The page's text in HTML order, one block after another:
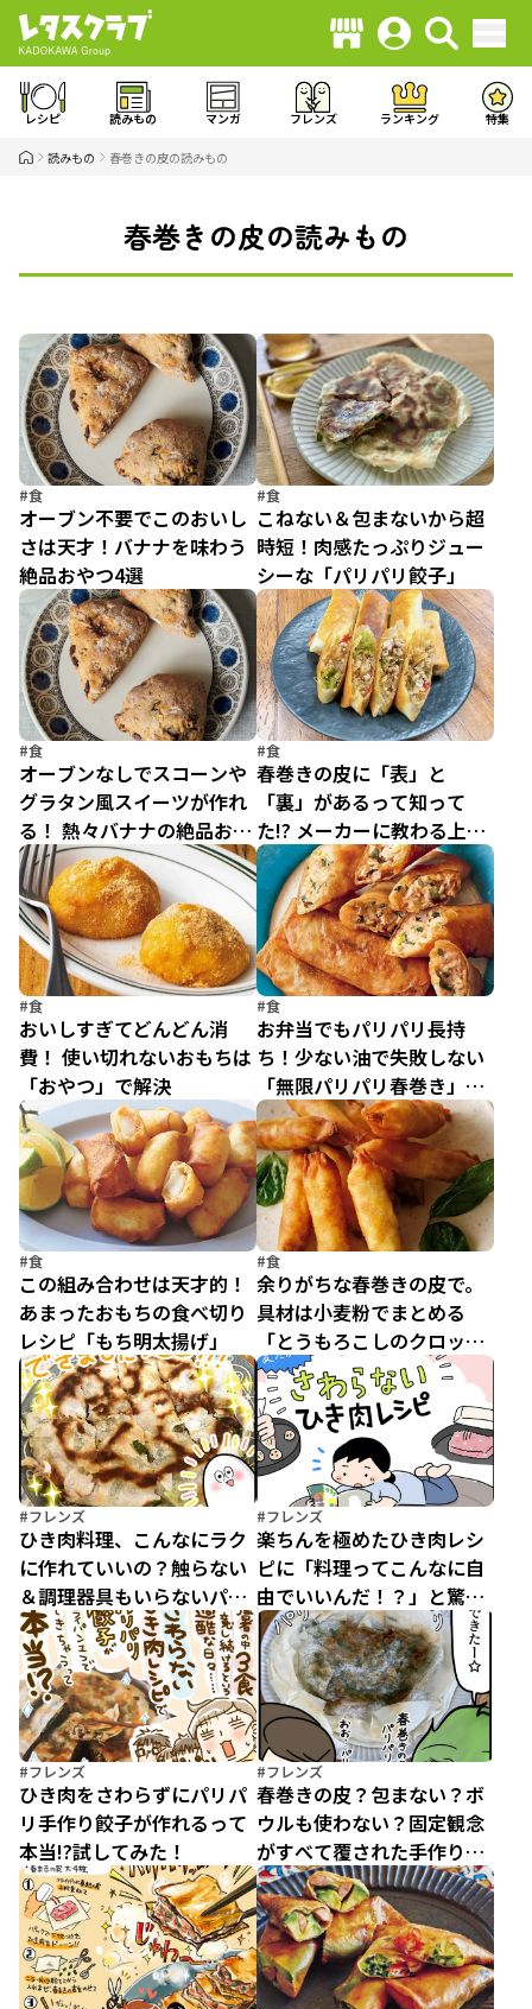
レシピ 読みもの マンガ フレンズ ランキング 特集
読みもの 春巻きの皮の読みもの
春巻きの皮の読みもの
#食
オーブン不要でこのおいし
さは天才！バナナを味わう
絶品おやつ4選
#食
こねない＆包まないから超
時短！肉感たっぷりジュー
シーな「パリパリ餃子」
#食
オーブンなしでスコーンや
グラタン風スイーツが作れ
る！ 熱々バナナの絶品おや
つ4種
#食
春巻きの皮に「表」と
「裏」があるって知って
た!? メーカーに教わる上手
な巻き方＆はがし方【中の
人に聞いてみた】
#食
おいしすぎてどんどん消
費！ 使い切れないおもちは
「おやつ」で解決
#食
お弁当でもパリパリ長持
ち！少ない油で失敗しない
「無限パリパリ春巻き」簡
単レシピ
#食
この組み合わせは天才的！
あまったおもちの食べ切り
レシピ「もち明太揚げ」
#食
余りがちな春巻きの皮で。
具材は小麦粉でまとめる
「とうもろこしのクロッカ
ン」／ホテルオークラ元総
料理長のわが家でプロの味
（8）
#フレンズ
ひき肉料理、こんなにラク
に作れていいの？触らない
＆調理器具もいらないパリ
パリ餃子
#フレンズ
楽ちんを極めたひき肉レシ
ピに「料理ってこんなに自
由でいいんだ！？」と驚い
た！アレンジも楽しいパリ
パリ餃子
#フレンズ
ひき肉をさわらずにパリパ
リ手作り餃子が作れるって
本当!?試してみた！
#フレンズ
春巻きの皮？包まない？ボ
ウルも使わない？固定観念
がすべて覆された手作りパ
リパリ餃子